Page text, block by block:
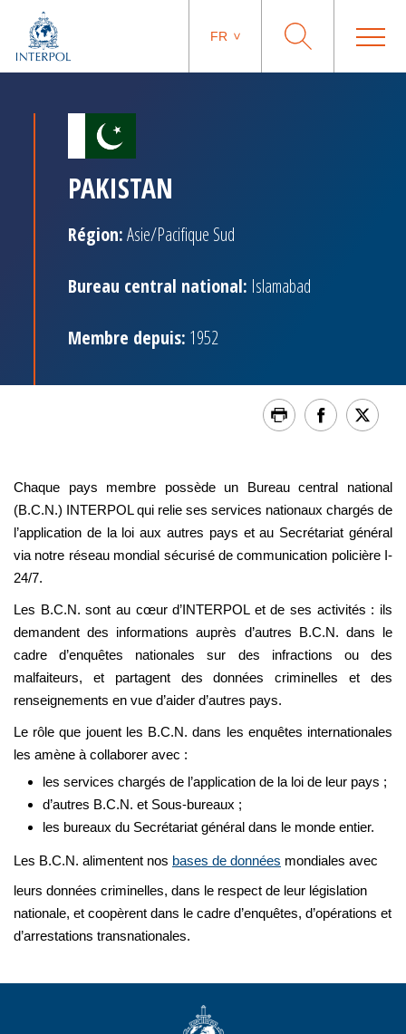
FR
PAKISTAN
Région:Asie/Pacifique Sud
Bureau central national: Islamabad
Membre depuis: 1952
Chaque pays membre possède un Bureau central national
(B.C.N.) INTERPOL qui relie ses services nationaux chargés de
l’application de la loi aux autres pays et au Secrétariat général
via notre réseau mondial sécurisé de communication policière I-
24/7.
Les B.C.N. sont au cœur d’INTERPOL et de ses activités : ils
demandent des informations auprès d’autres B.C.N. dans le
cadre d’enquêtes nationales sur des infractions ou des
malfaiteurs, et partagent des données criminelles et des
renseignements en vue d’aider d’autres pays.
Le rôle que jouent les B.C.N. dans les enquêtes internationales
les amène à collaborer avec :
les services chargés de l’application de la loi de leur pays ;
d’autres B.C.N. et Sous-bureaux ;
les bureaux du Secrétariat général dans le monde entier.
Les B.C.N. alimentent nos bases de données mondiales avec
leurs données criminelles, dans le respect de leur législation
nationale, et coopèrent dans le cadre d’enquêtes, d’opérations et
d’arrestations transnationales.